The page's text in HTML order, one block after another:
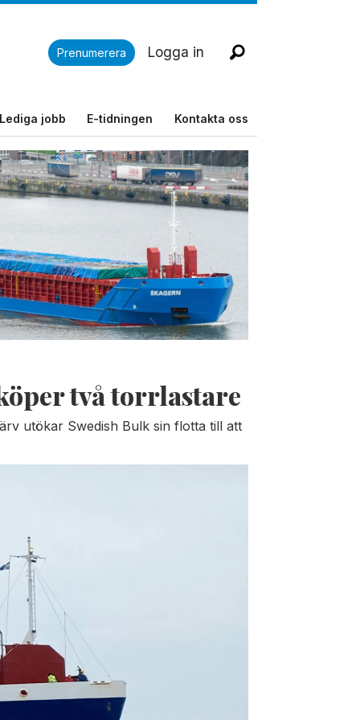
Prenumerera Logga in
Lediga jobb E-tidningen Kontakta oss
två torrlastare
utökar Swedish Bulk sin flotta till att